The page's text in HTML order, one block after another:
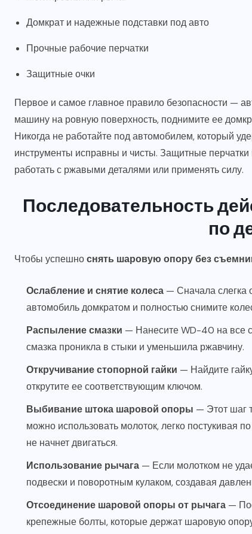
Домкрат и надежные подставки под авто
Прочные рабочие перчатки
Защитные очки
Первое и самое главное правило безопасности —
машину на ровную поверхность, поднимите ее
Никогда не работайте под автомобилем, который
инструменты исправны и чисты. Защитные перчатки
работать с ржавыми деталями или применять силу.
Последовательность
по
Чтобы успешноснять шаровую опору без
Ослабление и снятие колеса — Сначала слегка
автомобиль домкратом и полностью снимите
Распыление смазки — Нанесите WD-40 на все
смазка проникла в стыки и уменьшила ржавчину.
Откручивание стопорной гайки — Найдите
открутите ее соответствующим ключом.
Выбивание штока шаровой опоры — Этот шаг
можно использовать молоток, легко постукивая
не начнет двигаться.
Использование рычага — Если молотком не
подвески и поворотным кулаком, создавая
Отсоединение шаровой опоры от рычага —
крепежные болты, которые держат шаровую